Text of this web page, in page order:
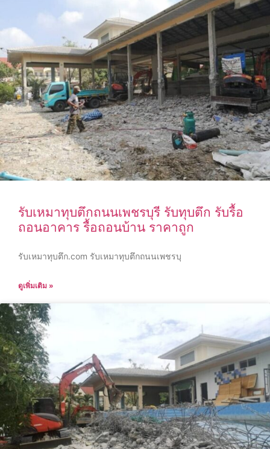
รับเหมาทุบตึกถนนเพชรบุรี รับทุบตึก รับรื้อ
ถอนอาคาร รื้อถอนบ้าน ราคาถูก
รับเหมาทุบตึก.com รับเหมาทุบตึกถนนเพชรบุ
ดูเพิ่มเติม »